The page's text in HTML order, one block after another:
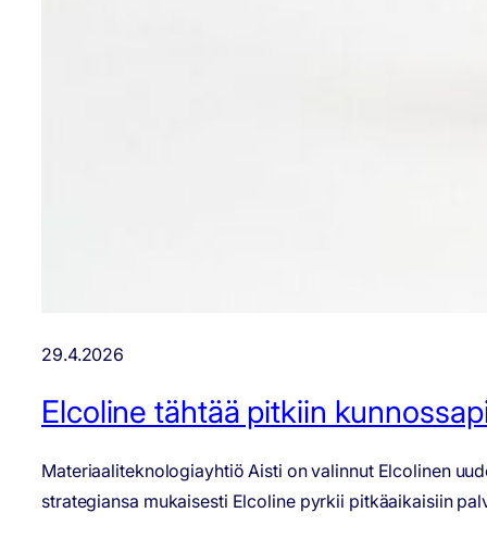
29.4.2026
Elcoline tähtää pitkiin
Materiaaliteknologiayhtiö Aisti on valinnut Elcolinen
strategiansa mukaisesti Elcoline pyrkii pitkäaikaisiin